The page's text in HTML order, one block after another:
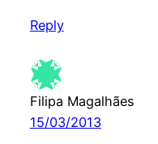
Reply
Filipa Magalhães
15/03/2013